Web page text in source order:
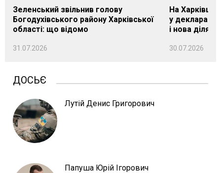
Зеленський звільнив голову
Богодухівського району Харківської
області: що відомо
31.07.2026
На
у декларації
і нова
30.07.2026
ДОСЬЄ
Лутій Денис Григорович
Папуша Юрій Ігорович